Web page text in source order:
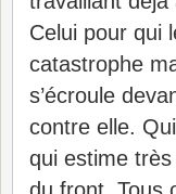
Celui pour qui
catastrophe
s’écroule
contre elle.
qui estime